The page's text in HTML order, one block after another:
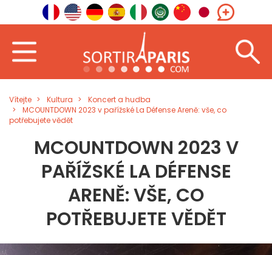
Vítejte Kultura
Koncert a hudba
MCOUNTDOWN 2023 v pařížské La Défense Areně: vše, co
potřebujete vědět
MCOUNTDOWN 2023 V
PAŘÍŽSKÉ LA DÉFENSE
ARENĚ: VŠE, CO
POTŘEBUJETE VĚDĚT